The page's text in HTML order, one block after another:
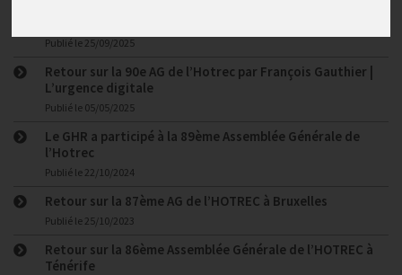
Publié le 25/09/2025
Retour sur la 90e AG de l’Hotrec par François Gauthier |
L’urgence digitale
Publié le 05/05/2025
Le GHR a participé à la 89ème Assemblée Générale de
l’Hotrec
Publié le 22/10/2024
Retour sur la 87ème AG de l’HOTREC à Bruxelles
Publié le 25/10/2023
Retour sur la 86ème Assemblée Générale de l’HOTREC à
Ténérife